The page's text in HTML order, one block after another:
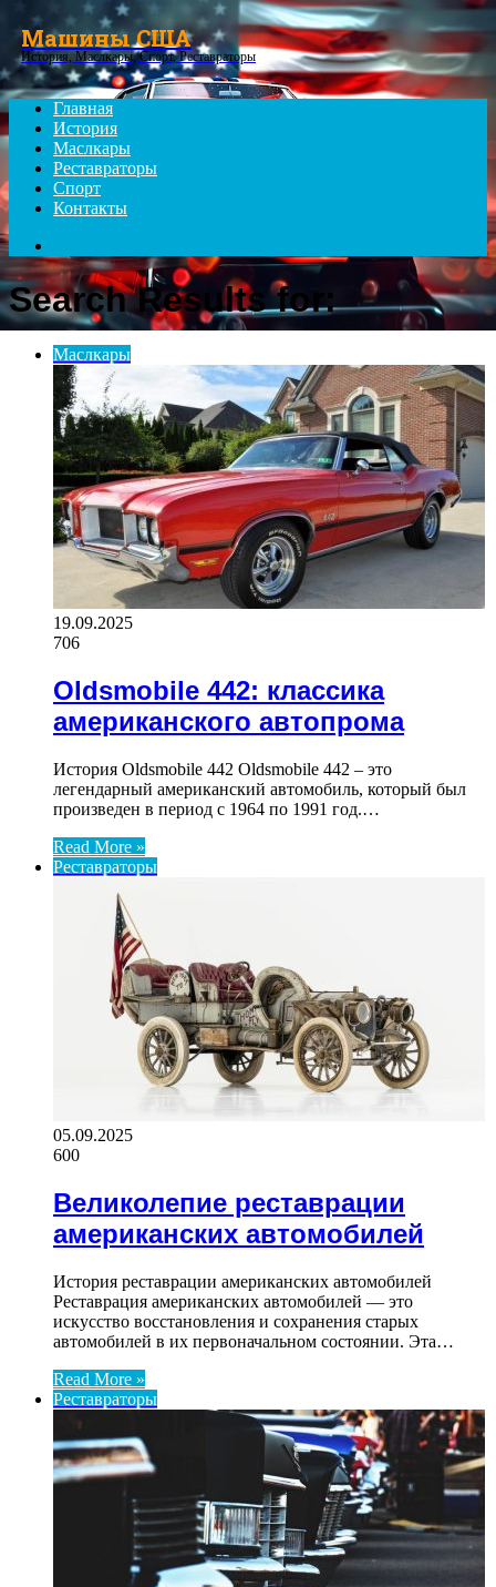
Menu
Машины США
История, Маслкары, Спорт, Реставраторы
Главная
История
Маслкары
Реставраторы
Спорт
Контакты
for
Search Results for:
Маслкары
19.09.2025
706
Oldsmobile 442: классика
американского автопрома
История Oldsmobile 442 Oldsmobile 442 – это
легендарный американский автомобиль, который был
произведен в период с 1964 по 1991 год.…
Read More »
Реставраторы
05.09.2025
600
Великолепие реставрации
американских автомобилей
История реставрации американских автомобилей
Реставрация американских автомобилей — это
искусство восстановления и сохранения старых
автомобилей в их первоначальном состоянии. Эта…
Read More »
Реставраторы